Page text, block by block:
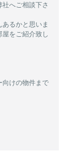
へご相談下さ
るかと思いま
をご紹介致し
向けの物件まで